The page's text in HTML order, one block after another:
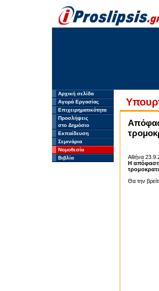
Αρχική σελίδα
Αγορά Εργασίας
Επιχειρηματικότητα
Προσλήψεις
στο Δημόσιο
Εκπαίδευση
Σεμινάρια
Νομοθεσία
Βιβλία
Αθήνα
Η απόφαση
Θα την